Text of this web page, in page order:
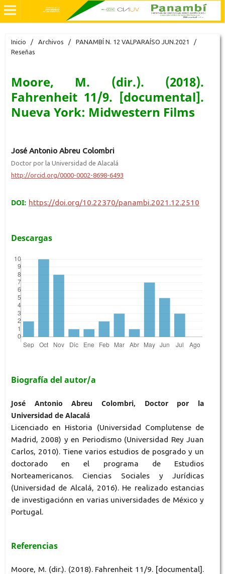
Inicio / Archivos / PANAMBÍ N. 12 VALPARAÍSO JUN.2021
/
Reseñas
Moore, M. (dir.). (2018).
Fahrenheit 11/9. [documental].
Nueva York: Midwestern Films
José Antonio Abreu Colombri
Doctor por la Universidad de Alacalá
http://orcid.org/0000-0002-8698-6493
DOI: https://doi.org/10.22370/panambi.2021.12.2510
Descargas
Biografía del autor/a
José Antonio Abreu Colombri, Doctor por la
Universidad de Alacalá
Licenciado en Historia (Universidad Complutense de
Madrid, 2008) y en Periodismo (Universidad Rey Juan
Carlos, 2010). Tiene varios estudios de posgrado y un
doctorado en el programa de Estudios
Norteamericanos. Ciencias Sociales y Jurídicas
(Universidad de Alcalá, 2016). He realizado estancias
de investigaciónn en varias universidades de México y
Portugal.
Referencias
Moore, M. (dir.). (2018). Fahrenheit 11/9. [documental].